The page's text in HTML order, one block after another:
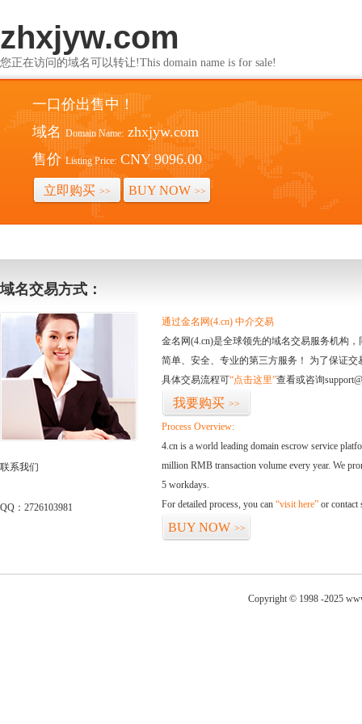
zhxjyw.com
您正在访问的域名可以转让!This domain name is for sale!
一口价出售中！
域名 Domain Name: zhxjyw.com
售价 Listing Price: CNY 9096.00
立即购买 >> BUY NOW >>
域名交易方式：
联系我们
QQ：2726103981
通过金名网(4.cn) 中介交易
金名网(4.cn)是全球领先的域名交易服务机构
简单、安全、专业的第三方服务！ 为了保证
具体交易流程可“点击这里”查看或咨询
我要购买 >>
Process Overview:
4.cn is a world leading domain escrow service
million RMB transaction volume every year. We
5 workdays.
For detailed process, you can “visit here” or contact
BUY NOW >>
Copyright © 1998 -2025